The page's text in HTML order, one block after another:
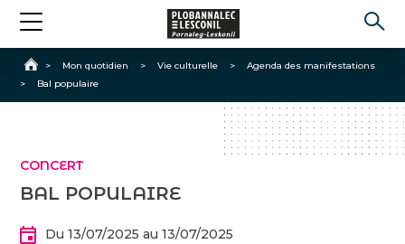
Accueil
> Mon quotidien > Vie culturelle >
Agenda des manifestations
>
Bal populaire
CONCERT
BAL POPULAIRE
Du 13/07/2025 au 13/07/2025